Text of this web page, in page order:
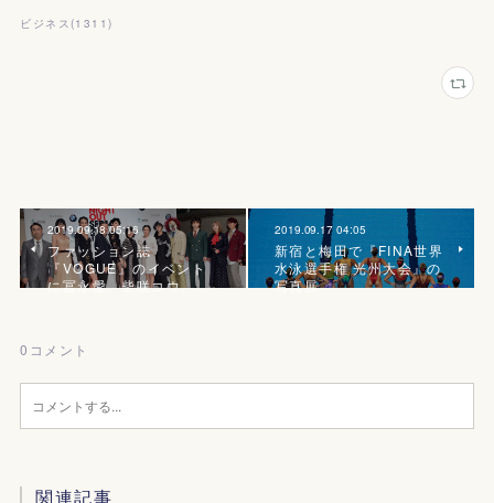
ビジネス (1311 )
2019.09.18 05:16
ファッション誌
『VOGUE』のイベント
に冨永愛、柴咲コウ、…
2019.09.17 04:05
新宿と梅田で『FINA世界
水泳選手権 光州大会』の
写真展
0 コメント
関連記事